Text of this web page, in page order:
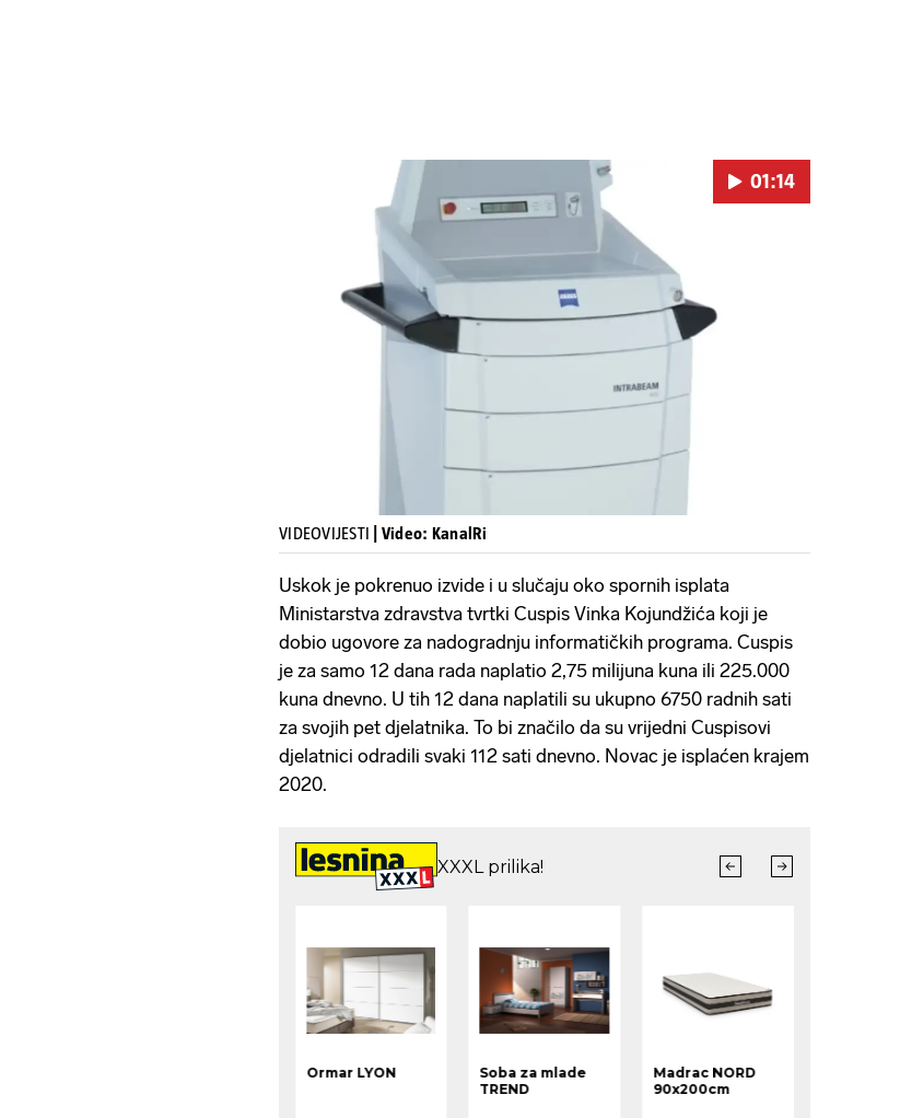
01:14
VIDEOVIJESTI | Video: KanalRi
Uskok je pokrenuo izvide i u slučaju oko spornih isplata
Ministarstva zdravstva tvrtki Cuspis Vinka Kojundžića koji je
dobio ugovore za nadogradnju informatičkih programa. Cuspis
je za samo 12 dana rada naplatio 2,75 milijuna kuna ili 225.000
kuna dnevno. U tih 12 dana naplatili su ukupno 6750 radnih sati
za svojih pet djelatnika. To bi značilo da su vrijedni Cuspisovi
djelatnici odradili svaki 112 sati dnevno. Novac je isplaćen krajem
2020.